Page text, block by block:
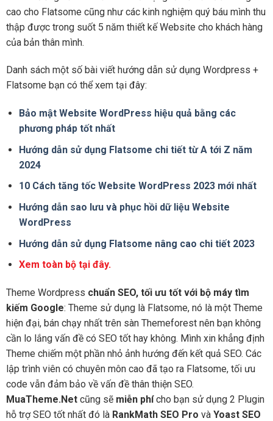
cao cho Flatsome cũng như các kinh nghiệm quý báu mình thu
thập được trong suốt 5 năm thiết kế Website cho khách hàng
của bản thân mình.
Danh sách một số bài viết hướng dẫn sử dụng Wordpress +
Flatsome bạn có thể xem tại đây:
Bảo mật Website WordPress hiệu quả bằng các
phương pháp tốt nhất
Hướng dẫn sử dụng Flatsome chi tiết từ A tới Z năm
2024
10 Cách tăng tốc Website WordPress 2023 mới nhất
Hướng dẫn sao lưu và phục hồi dữ liệu Website
WordPress
Hướng dẫn sử dụng Flatsome nâng cao chi tiết 2023
Xem toàn bộ tại đây.
Theme Wordpress chuẩn SEO, tối ưu tốt với bộ máy tìm
kiếm Google: Theme sử dụng là Flatsome, nó là một Theme
hiện đại, bán chạy nhất trên sàn Themeforest nên bạn không
cần lo lắng vấn đề có SEO tốt hay không. Mình xin khẳng định
Theme chiếm một phần nhỏ ảnh hướng đến kết quả SEO. Các
lập trình viên có chuyên môn cao đã tạo ra Flatsome, tối ưu
code vẫn đảm bảo về vấn đề thân thiện SEO.
MuaTheme.Net cũng sẽ miễn phícho bạn sử dụng 2 Plugin
hỗ trợ SEO tốt nhất đó là RankMath SEO Pro và Yoast SEO